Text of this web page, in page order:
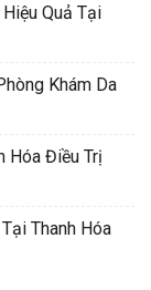
Quả Tại
Khám Da
Hóa Điều Trị
Thanh Hóa